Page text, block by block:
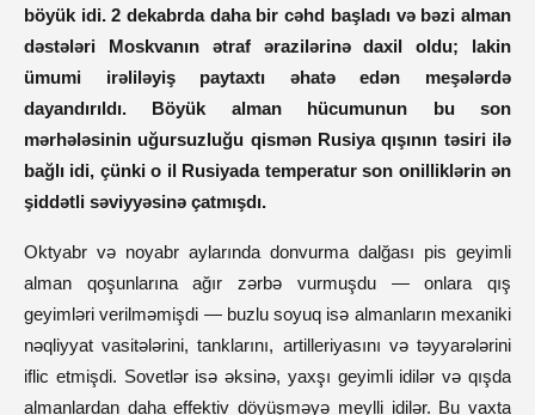
böyük idi. 2 dekabrda daha bir cəhd başladı və bəzi alman
dəstələri Moskvanın ətraf ərazilərinə daxil oldu; lakin
ümumi irəliləyiş paytaxtı əhatə edən meşələrdə
dayandırıldı. Böyük alman hücumunun bu son
mərhələsinin uğursuzluğu qismən Rusiya qışının təsiri ilə
bağlı idi, çünki o il Rusiyada temperatur son onilliklərin ən
şiddətli səviyyəsinə çatmışdı.
Oktyabr və noyabr aylarında donvurma dalğası pis geyimli
alman qoşunlarına ağır zərbə vurmuşdu — onlara qış
geyimləri verilməmişdi — buzlu soyuq isə almanların mexaniki
nəqliyyat vasitələrini, tanklarını, artilleriyasını və təyyarələrini
iflic etmişdi. Sovetlər isə əksinə, yaxşı geyimli idilər və qışda
almanlardan daha effektiv döyüşməyə meylli idilər. Bu vaxta